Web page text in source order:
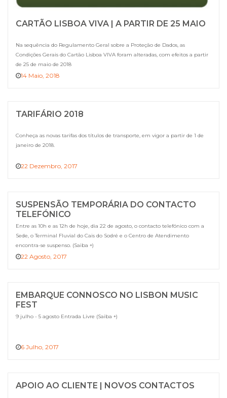
CARTÃO LISBOA VIVA | A PARTIR DE 25 MAIO
Na sequência do Regulamento Geral sobre a Proteção de Dados, as
Condições Gerais do Cartão Lisboa VIVA foram alteradas, com efeitos a partir
de 25 de maio de 2018
14 Maio, 2018
TARIFÁRIO 2018
Conheça as novas tarifas dos títulos de transporte, em vigor a partir de 1 de
janeiro de 2018.
22 Dezembro, 2017
SUSPENSÃO TEMPORÁRIA DO CONTACTO
TELEFÓNICO
Entre as 10h e as 12h de hoje, dia 22 de agosto, o contacto telefónico com a
Sede, o Terminal Fluvial do Cais do Sodré e o Centro de Atendimento
encontra-se suspenso. (Saiba +)
22 Agosto, 2017
EMBARQUE CONNOSCO NO LISBON MUSIC
FEST
9 julho - 5 agosto Entrada Livre (Saiba +)
6 Julho, 2017
APOIO AO CLIENTE | NOVOS CONTACTOS